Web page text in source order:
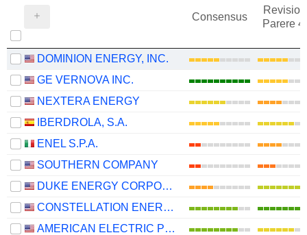
Consensus
Parere
DOMINION ENERGY, INC.
GE VERNOVA INC.
NEXTERA ENERGY
IBERDROLA, S.A.
ENEL S.P.A.
SOUTHERN COMPANY
DUKE ENERGY CORPORATION
CONSTELLATION ENERGY CORPORATION
AMERICAN ELECTRIC POWER COMPANY, INC.